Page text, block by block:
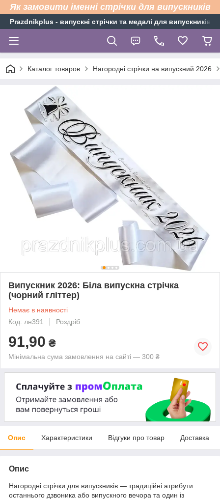
Як замовити іменні стрічки для випускників
Рrazdnikplus - випускні стрічки та медалі для випускників
Каталог товаров Нагородні стрічки на випускний 2026
Випускник 2026: Біла випускна стрічка
(чорний гліттер)
Немає в наявності
Код: лн391
Роздріб
91,90 ₴
Мінімальна сума замовлення на сайті — 300 ₴
Опис Характеристики Відгуки про товар Доставка
Опис
Нагородні стрічки для випускників — традиційні атрибути
останнього дзвоника або випускного вечора та один із